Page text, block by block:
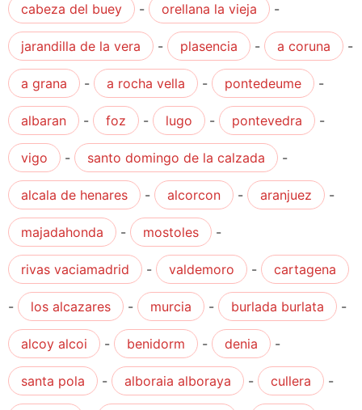
cabeza del buey - orellana la vieja -
jarandilla de la vera - plasencia - a coruna -
a grana - a rocha vella - pontedeume -
albaran - foz - lugo - pontevedra -
vigo - santo domingo de la calzada -
alcala de henares - alcorcon - aranjuez -
majadahonda - mostoles -
rivas vaciamadrid - valdemoro - cartagena
- los alcazares - murcia - burlada burlata -
alcoy alcoi - benidorm - denia -
santa pola - alboraia alboraya - cullera -